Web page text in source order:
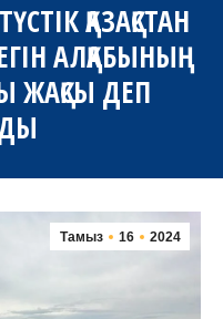
ҚАЗАҚСТАН
АЛҚАБЫНЫҢ
ЖАҚСЫ ДЕП
Тамыз 16 2024